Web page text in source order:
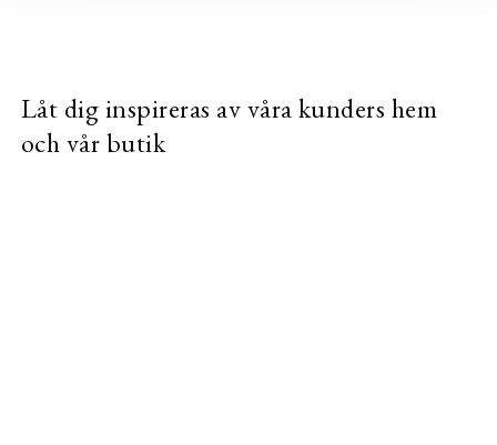
Låt dig inspireras av våra kunders hem
och vår butik